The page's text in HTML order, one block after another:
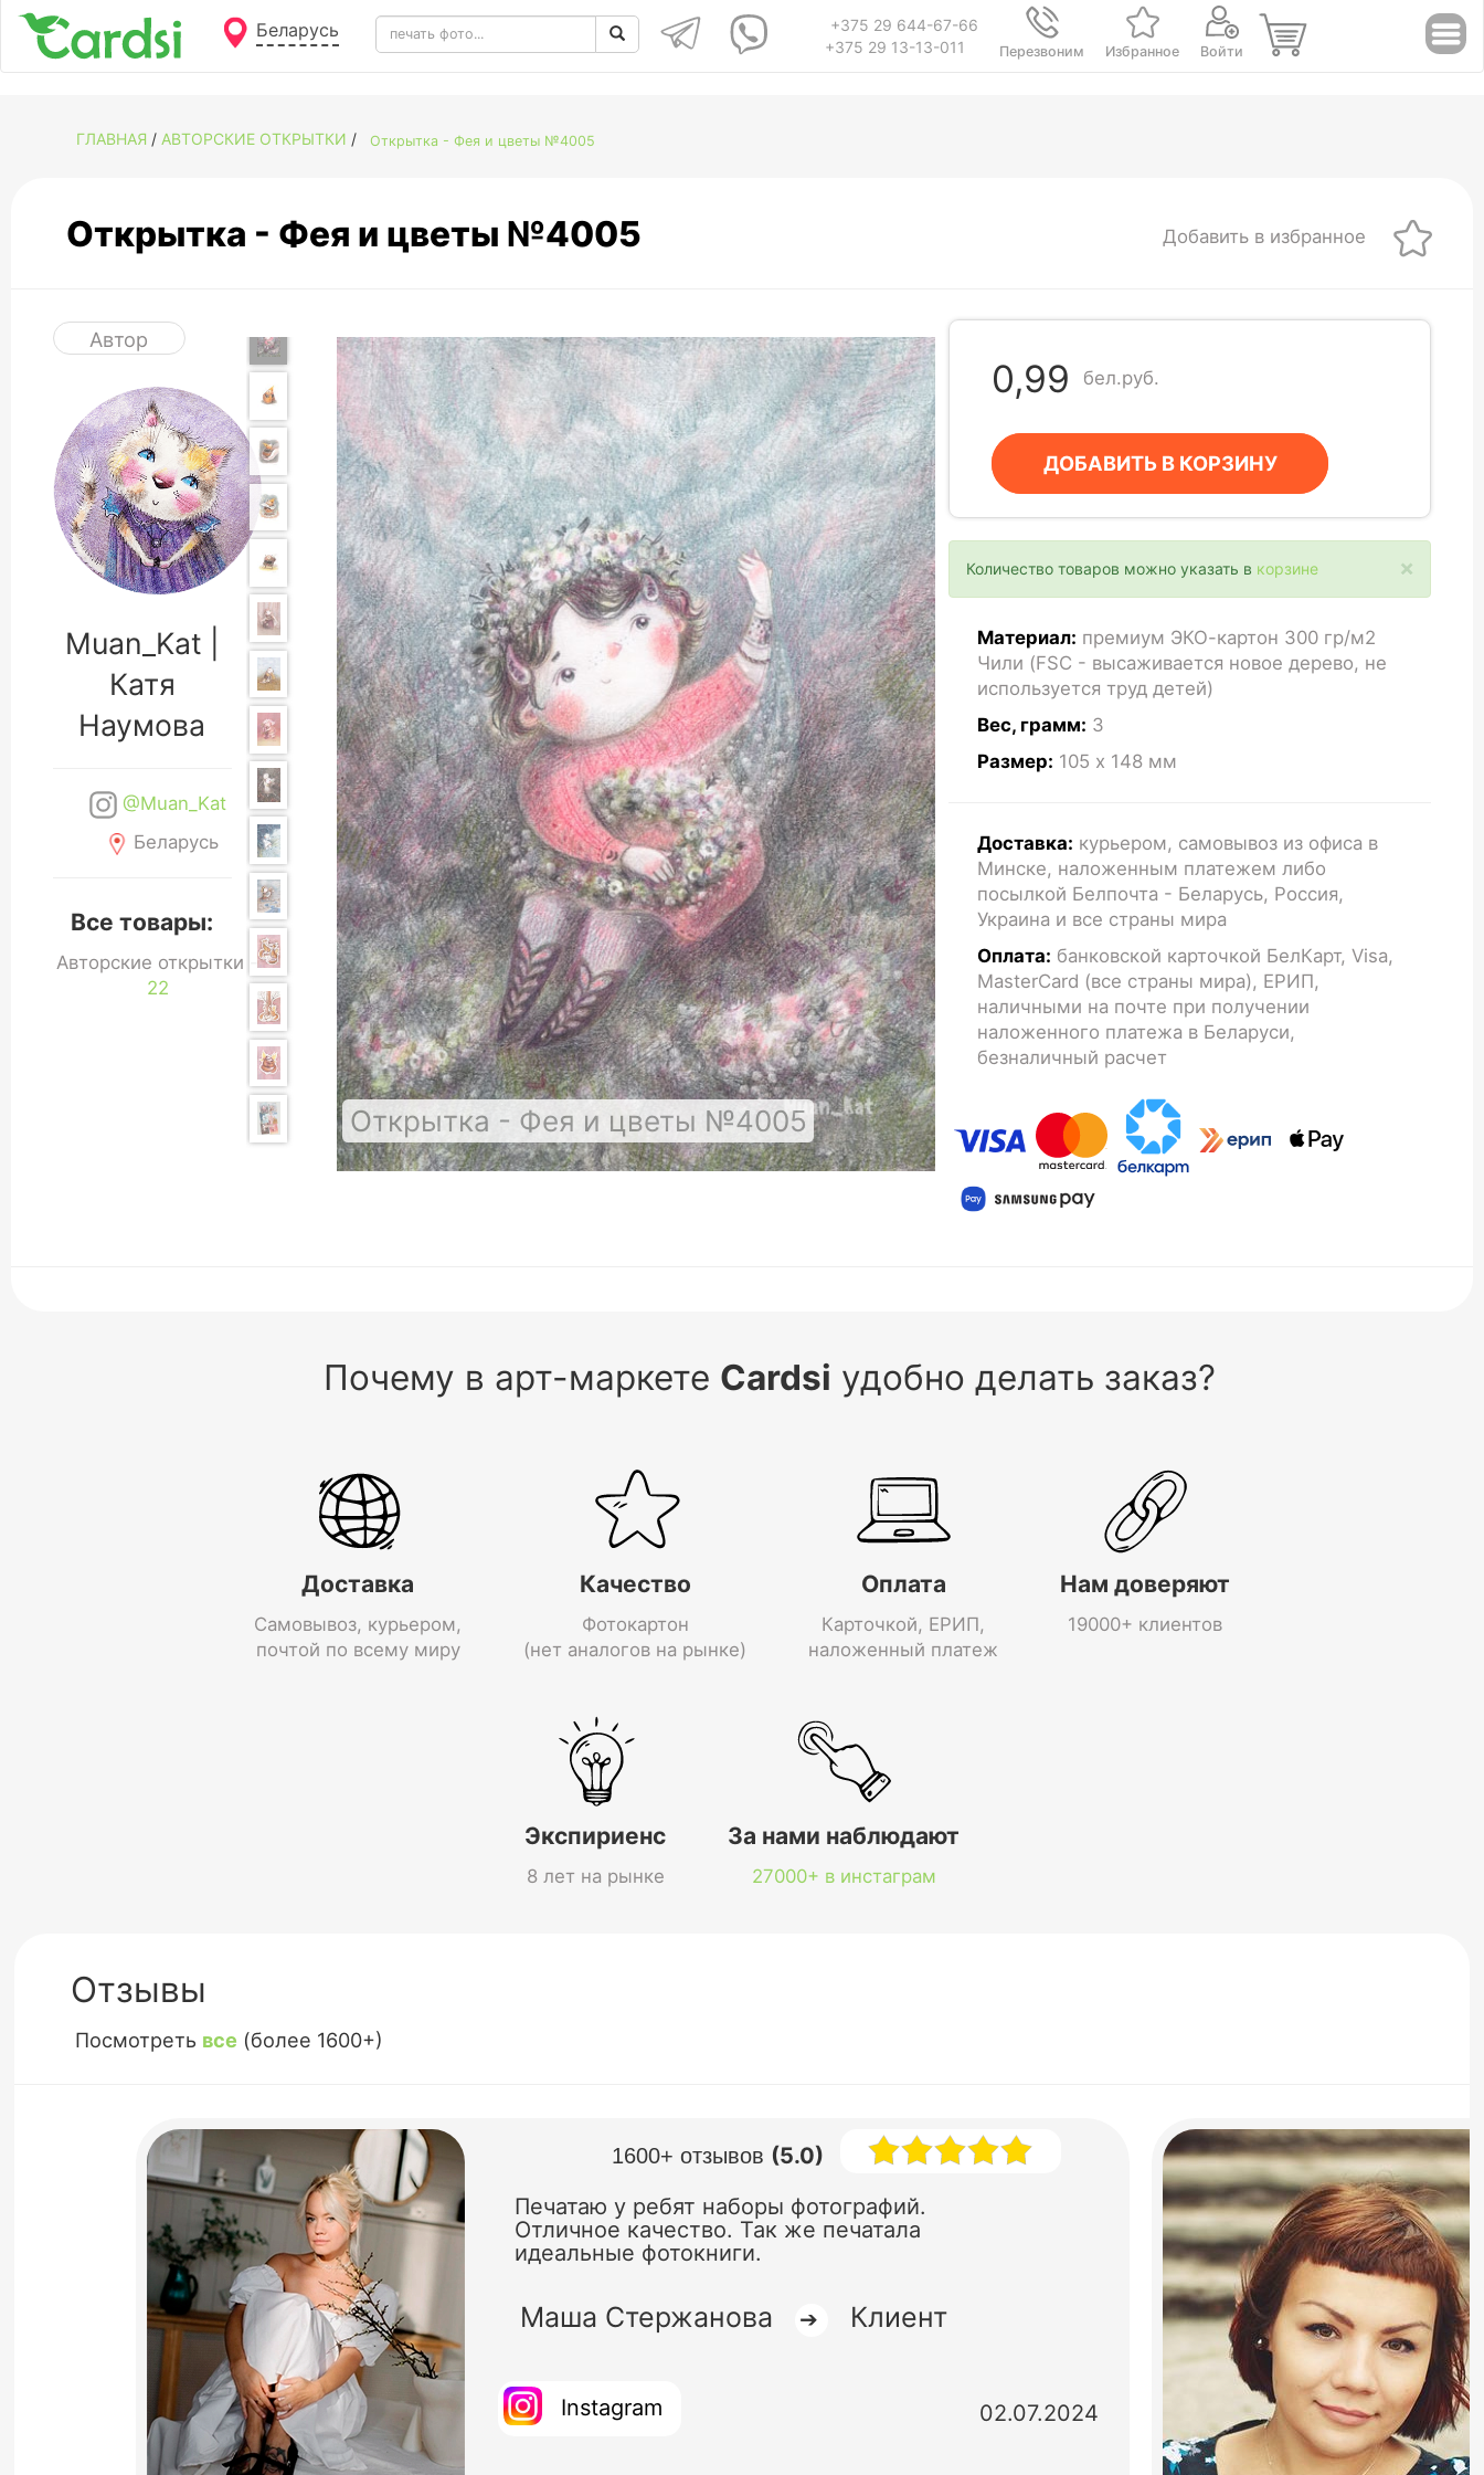
Беларусь
+375 29 644-67-66
+375 29 13-13-011
Перезвоним Избранное Войти
ГЛАВНАЯ / АВТОРСКИЕ ОТКРЫТКИ / Открытка - Фея и цветы №4005
Открытка - Фея и цветы №4005 Добавить в избранное
Автор
Muan_Kat |
Катя
Наумова
@Muan_Kat
Беларусь
Все товары:
Авторские открытки -
22
Открытка - Фея и цветы №4005
0,99 бел.руб.
ДОБАВИТЬ В КОРЗИНУ
×
Количество товаров можно указать в корзине
Материал: премиум ЭКО-картон 300 гр/м2
Чили (FSC - высаживается новое дерево, не
используется труд детей)
Вес, грамм: 3
Размер: 105 x 148 мм
Доставка: курьером, самовывоз из офиса в
Минске, наложенным платежем либо
посылкой Белпочта - Беларусь, Россия,
Украина и все страны мира
Оплата: банковской карточкой БелКарт, Visa,
MasterCard (все страны мира), ЕРИП,
наличными на почте при получении
наложенного платежа в Беларуси,
безналичный расчет
Почему в арт-маркете Cardsi удобно делать заказ?
Доставка
Самовывоз, курьером,
почтой по всему миру
Качество
Фотокартон
(нет аналогов на рынке)
Оплата
Карточкой, ЕРИП,
наложенный платеж
Нам доверяют
19000+ клиентов
Экспириенс
8 лет на рынке
За нами наблюдают
27000+ в инстаграм
Отзывы
Посмотреть все (более 1600+)
1600+ отзывов (5.0)
Печатаю у ребят наборы фотографий.
Отличное качество. Так же печатала
идеальные фотокниги.
Маша Стержанова ➔ Клиент
Instagram 02.07.2024